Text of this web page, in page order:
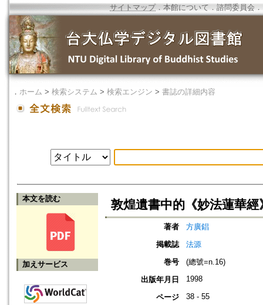
サイトマップ．本館について ． 諮問委員会 ．
． ホーム > 検索システム > 検索エンジン > 書誌の詳細内容
本文を読む
加えサービス
敦煌遺書中的《妙法蓮華經
著者
方廣錩
掲載誌
法源
巻号
(總號=n.16)
出版年月日
1998
ページ 38 - 55